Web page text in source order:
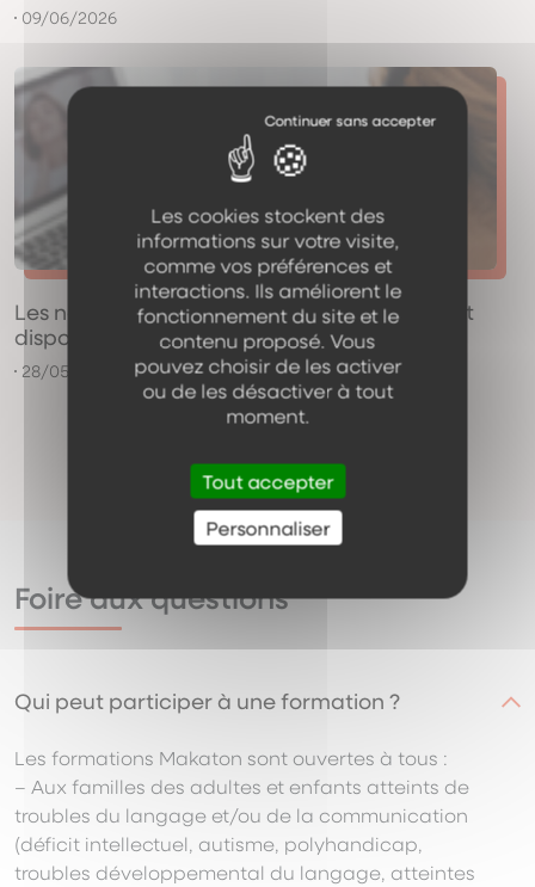
09/06/2026
Les nouvelles dates de révision Makaton sont
disponibles !
28/05/2026
Foire aux questions
Qui peut participer à une formation ?
Les formations Makaton sont ouvertes à tous :
– Aux familles des adultes et enfants atteints de
troubles du langage et/ou de la communication
(déficit intellectuel, autisme, polyhandicap,
troubles développemental du langage, atteintes
Les cookies stockent des
informations sur votre visite,
comme vos préférences et
interactions. Ils améliorent le
fonctionnement du site et le
contenu proposé. Vous
pouvez choisir de les activer
ou de les désactiver à tout
moment.
Tout accepter
Personnaliser